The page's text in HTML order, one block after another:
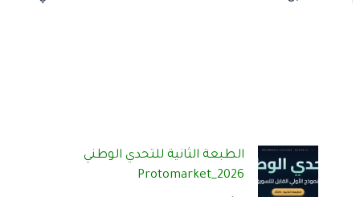
الطبعة الثانية للتحدي الوطني
Protomarket_2026